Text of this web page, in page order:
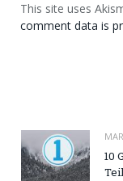
This site uses
comment data is
10